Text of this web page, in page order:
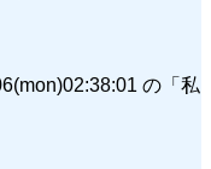
の「私